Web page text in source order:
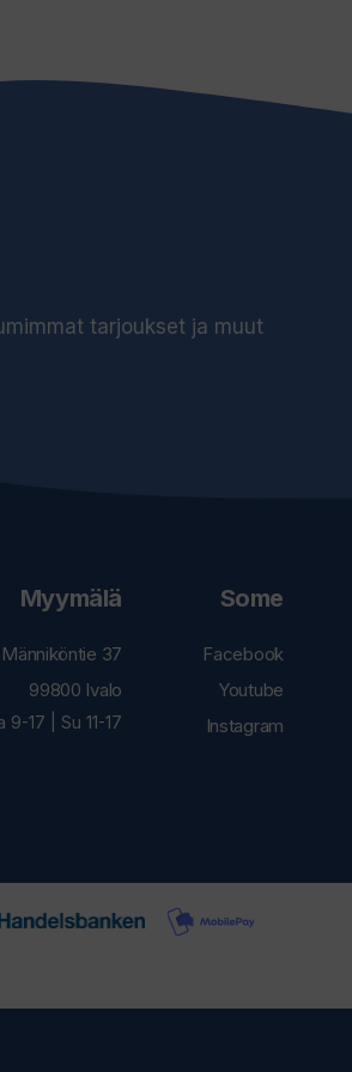
tarjoukset ja muut
Myymälä
Männiköntie 37
99800 Ivalo
9-17 | Su 11-17
Some
Facebook
Youtube
Instagram